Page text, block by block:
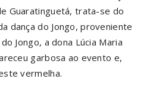
Guaratinguetá, trata-se do
dança do Jongo, proveniente
Jongo, a dona Lúcia Maria
garbosa ao evento e,
vermelha.